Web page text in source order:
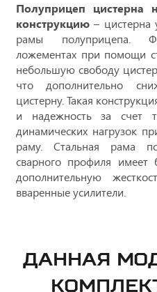
Полуприцеп цистерна
конструкцию – цистерна
рамы полуприцепа.
ложементах при помощи
небольшую свободу
что дополнительно
цистерну. Такая
и надежность за счет
динамических нагрузок
раму. Стальная рама
сварного профиля имеет
дополнительную
вваренные усилители.
ДАННАЯ